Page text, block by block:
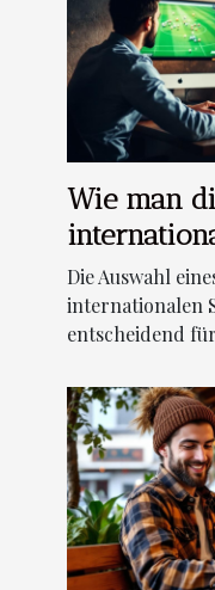
Wie man
Die Auswahl
internationalen
entscheidend